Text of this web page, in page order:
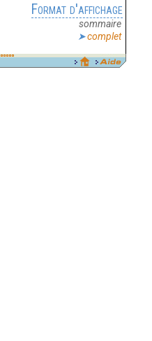
Format d'affichage
sommaire
complet